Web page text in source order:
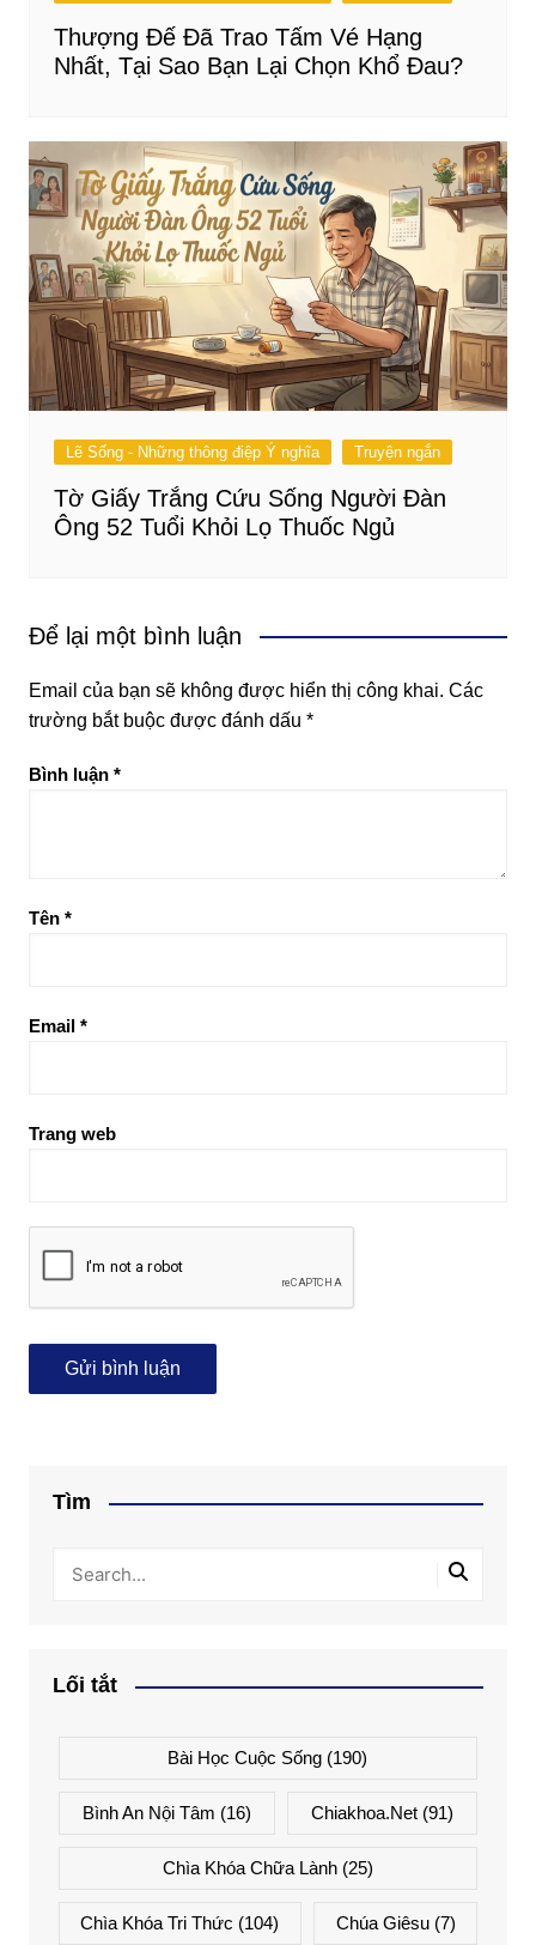
Thượng Đế Đã Trao Tấm Vé Hạng
Nhất, Tại Sao Bạn Lại Chọn Khổ Đau?
Lẽ Sống - Những thông điệp Ý nghĩa Truyện ngắn
Tờ Giấy Trắng Cứu Sống Người Đàn
Ông 52 Tuổi Khỏi Lọ Thuốc Ngủ
Để lại một bình luận
Email của bạn sẽ không được hiển thị công khai. Các
trường bắt buộc được đánh dấu *
Bình luận *
Tên *
Email *
Trang web
Tìm
Lối tắt
Bài Học Cuộc Sống (190)
Bình An Nội Tâm (16) Chiakhoa.net (91)
Chìa Khóa Chữa Lành(25)
Chìa Khóa Tri Thức (104) Chúa Giêsu(7)